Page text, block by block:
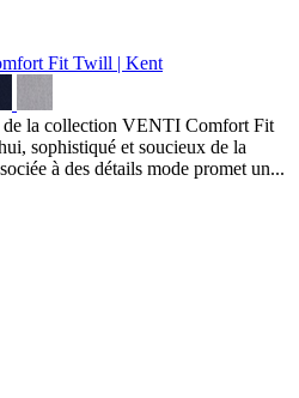
Fit Twill | Kent
de la collection VENTI Comfort Fit
sophistiqué et soucieux de la
à des détails mode promet un...